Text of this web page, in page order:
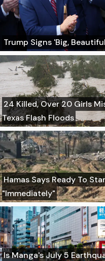
Trump Signs 'Big,
24 Killed, Over 20 Girls
Texas Flash Floods
Hamas Says Ready To
"Immediately"
Is Manga's July 5